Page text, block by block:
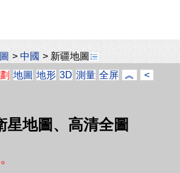
>中國 > 新疆地圖
地圖 地形 3D 測量 全屏 ︽ <
星地圖、高清全圖